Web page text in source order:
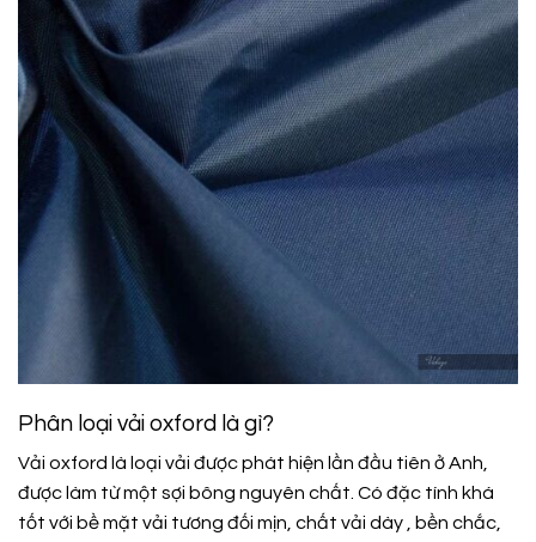
Phân loại vải oxford là gì?
Vải oxford là loại vải được phát hiện lần đầu tiên ở Anh,
được làm từ một sợi bông nguyên chất. Có đặc tính khá
tốt với bề mặt vải tương đối mịn, chất vải dày , bền chắc,